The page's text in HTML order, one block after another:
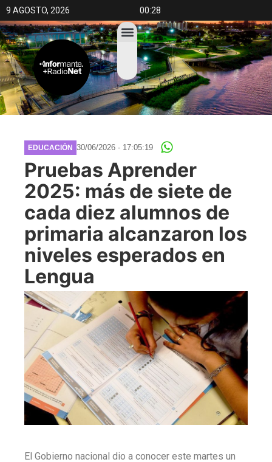
9 AGOSTO, 2026 00:28
EDUCACIÓN 30/06/2026 - 17:05:19
Pruebas Aprender
2025: más de siete de
cada diez alumnos de
primaria alcanzaron los
niveles esperados en
Lengua
El Gobierno nacional dio a conocer este martes un